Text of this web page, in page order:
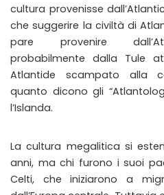
cultura provenisse
che suggerire la civiltà di
pare provenire
probabilmente dalla Tule
Atlantide scampato alla
quanto dicono gli
l’Islanda.
La cultura megalitica si
anni, ma chi furono i suoi
Celti, che iniziarono a